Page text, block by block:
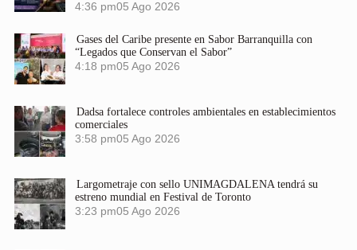
4:36 pm05 Ago 2026
Gases del Caribe presente en Sabor Barranquilla con
“Legados que Conservan el Sabor”
4:18 pm05 Ago 2026
Dadsa fortalece controles ambientales en establecimientos
comerciales
3:58 pm05 Ago 2026
Largometraje con sello UNIMAGDALENA tendrá su
estreno mundial en Festival de Toronto
3:23 pm05 Ago 2026